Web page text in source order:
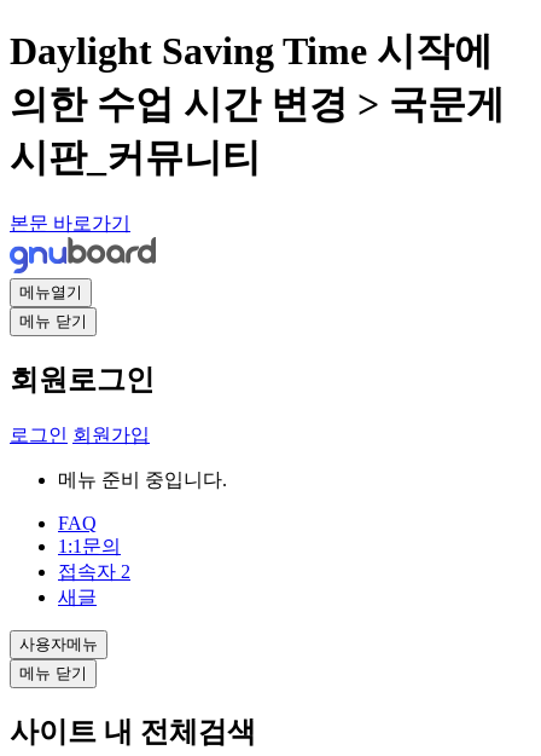
Daylight Saving Time 시작에
의한 수업 시간 변경 > 국문게
시판_커뮤니티
본문 바로가기
메뉴열기
메뉴 닫기
회원로그인
로그인 회원가입
메뉴 준비 중입니다.
FAQ
1:1문의
접속자 2
새글
사용자메뉴
메뉴 닫기
사이트 내 전체검색